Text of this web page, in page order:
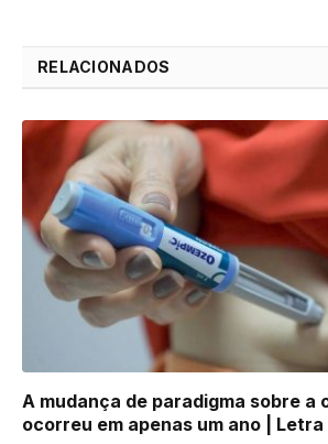
RELACIONADOS
A mudança de paradigma sobre a
ocorreu em apenas um ano |